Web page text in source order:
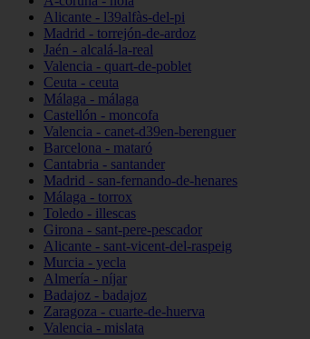
Alicante - l39alfàs-del-pi
Madrid - torrejón-de-ardoz
Jaén - alcalá-la-real
Valencia - quart-de-poblet
Ceuta - ceuta
Málaga - málaga
Castellón - moncofa
Valencia - canet-d39en-berenguer
Barcelona - mataró
Cantabria - santander
Madrid - san-fernando-de-henares
Málaga - torrox
Toledo - illescas
Girona - sant-pere-pescador
Alicante - sant-vicent-del-raspeig
Murcia - yecla
Almería - níjar
Badajoz - badajoz
Zaragoza - cuarte-de-huerva
Valencia - mislata